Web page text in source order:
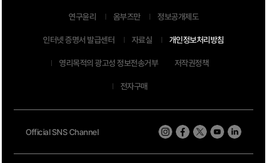
Official SNS Channel
연구윤리 옴부즈만 정보공개제도
인터넷 증명서 발급센터 자료실 개인정보처리방침
영리목적의 광고성 정보전송거부 저작권정책
전자구매